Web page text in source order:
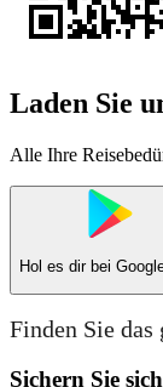
Laden Sie
Alle Ihre
Hol es dir bei
Finden Sie
Sichern Sie